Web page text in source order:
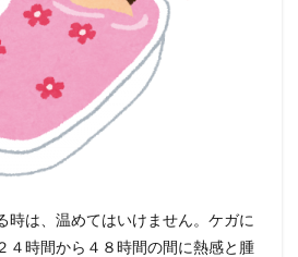
時は、温めてはいけません。ケガに
４時間から４８時間の間に熱感と腫